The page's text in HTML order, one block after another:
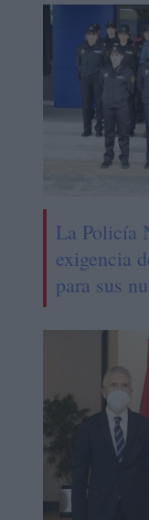
La Policía
exigencia
para sus